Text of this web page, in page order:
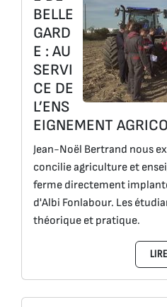
BELLE
GARD
E : AU
SERVI
CE DE
L’ENS
EIGNEMENT
Jean-Noël Bertrand nous
concilie agriculture et
ferme directement
d'Albi Fonlabour. Les
théorique et pratique.
LIRE